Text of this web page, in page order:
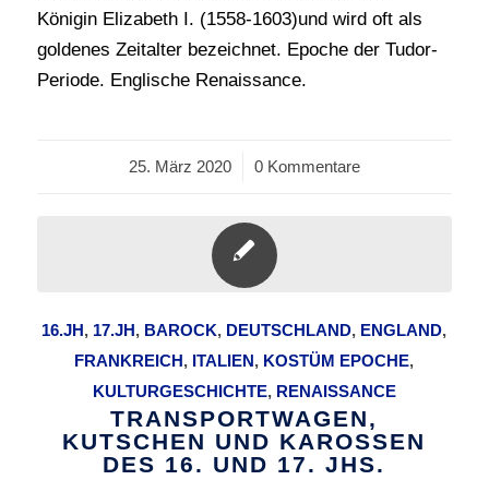
Königin Elizabeth I. (1558-1603)und wird oft als
goldenes Zeitalter bezeichnet. Epoche der Tudor-
Periode. Englische Renaissance.
25. März 2020
/ 0 Kommentare
16.JH, 17.JH, BAROCK, DEUTSCHLAND, ENGLAND,
FRANKREICH, ITALIEN, KOSTÜM EPOCHE,
KULTURGESCHICHTE, RENAISSANCE
TRANSPORTWAGEN,
KUTSCHEN UND KAROSSEN
DES 16. UND 17. JHS.